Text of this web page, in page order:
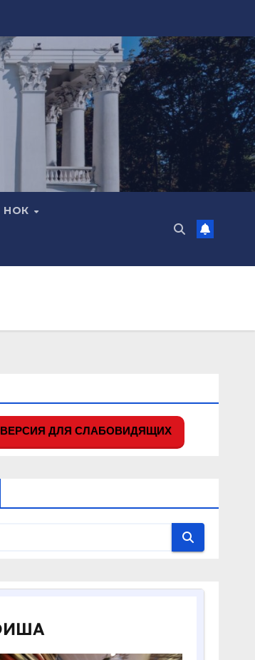
НОК
ВЕРСИЯ ДЛЯ СЛАБОВИДЯЩИХ